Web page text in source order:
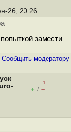
26, 20:26
замести
Cообщить модератору
–1
+ / –